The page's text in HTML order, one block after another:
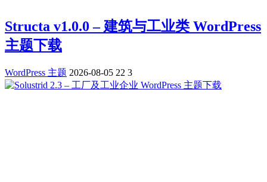
Structa v1.0.0 – 建筑与工业类 WordPress
主题下载
WordPress 主题 2026-08-05 22 3